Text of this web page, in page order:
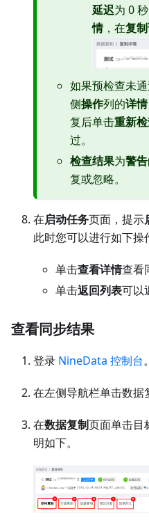
延迟为 0
情，在复
如果预检查未
侧操作列的详情
复后单击重新
过。
检查结果为警告
复或忽略。
在启动任务页面，提示
此时您可以进行如下操
单击查看详情查看
单击返回列表可以
查看同步结果
登录 NineData 控制台。
在左侧导航栏单击数据
在数据复制页面单击目
明如下。